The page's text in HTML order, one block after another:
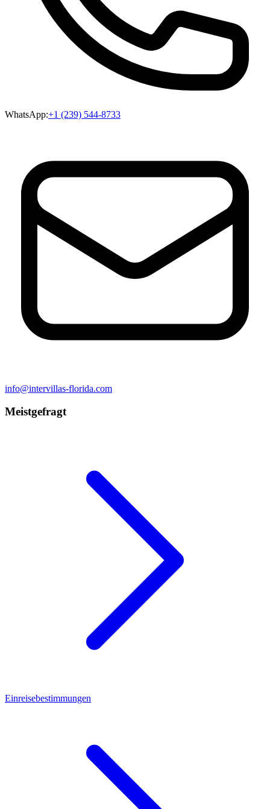
WhatsApp:+1 (239) 544-8733
info@intervillas-florida.com
Meistgefragt
Einreisebestimmungen